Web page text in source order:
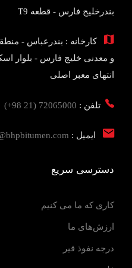
بندرخلیج فارس - قطعه T9
کارخانه : بندرعباس -
و معدنی خلیج فارس - بلوار
انتهای معبر اصلی
تلفن : 72065000 (21 98+)
ایمیل :
دسترسی سریع
کاری که ما می کنیم
ارزش‌های ما
درجه نفوذ قیر